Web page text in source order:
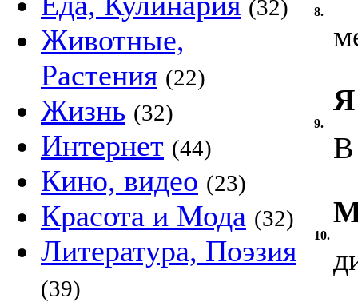
(32)
Животные,
Растения (22)
Жизнь (32)
Интернет (44)
Кино, видео (23)
Красота и Мода (32)
Литература, Поэзия
(39)
8.
9.
Я
В
10.